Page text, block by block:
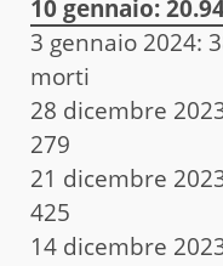
10 gennaio:
3 gennaio 2024:
morti
28 dicembre
279
21 dicembre
425
14 dicembre